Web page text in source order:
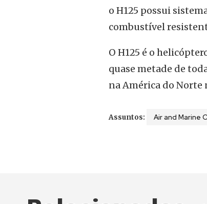
o H125 possui
combustível
O H125 é o
quase metade de
na América do Norte
Assuntos: Air and Marine